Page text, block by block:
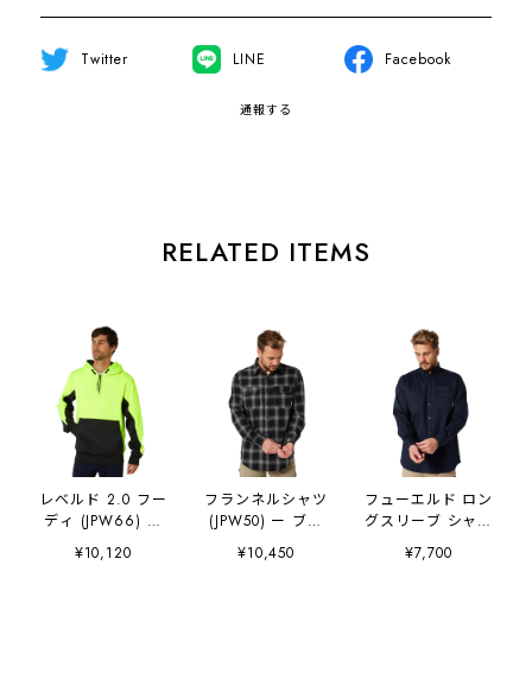
Twitter LINE Facebook
通報する
RELATED ITEMS
レベルド 2.0 フー
ディ (JPW66) ー
ハイビジイエロー
¥10,120
フランネルシャツ
(JPW50) ー ブラ
ック
¥10,450
フューエルド ロン
グスリーブ シャツ
(JPW22) ー ネイ
ビー
¥7,700